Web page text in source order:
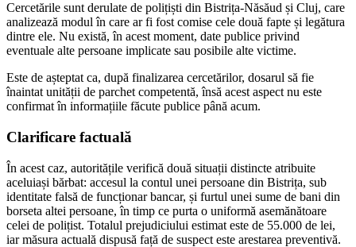
Cercetările sunt derulate de polițiști din Bistrița-Năsăud și Cluj, care
analizează modul în care ar fi fost comise cele două fapte și legătura
dintre ele. Nu există, în acest moment, date publice privind
eventuale alte persoane implicate sau posibile alte victime.
Este de așteptat ca, după finalizarea cercetărilor, dosarul să fie
înaintat unității de parchet competentă, însă acest aspect nu este
confirmat în informațiile făcute publice până acum.
Clarificare factuală
În acest caz, autoritățile verifică două situații distincte atribuite
aceluiași bărbat: accesul la contul unei persoane din Bistrița, sub
identitate falsă de funcționar bancar, și furtul unei sume de bani din
borseta altei persoane, în timp ce purta o uniformă asemănătoare
celei de polițist. Totalul prejudiciului estimat este de 55.000 de lei,
iar măsura actuală dispusă față de suspect este arestarea preventivă.